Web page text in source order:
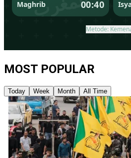
MOST POPULAR
Today Week Month All Time